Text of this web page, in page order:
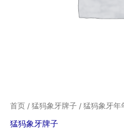
首页 / 猛犸象牙牌子 / 猛犸象牙年
猛犸象牙牌子